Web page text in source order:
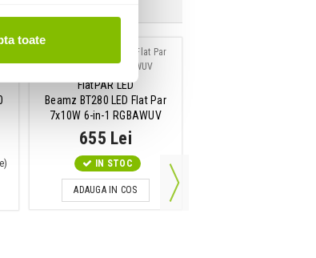
toate
FlatPAR LED
Beamz BT280 LED Flat Par
7x10W 6-in-1 RGBAWUV
655 Lei
IN STOC
ADAUGA IN COS